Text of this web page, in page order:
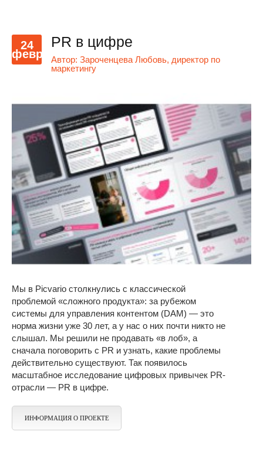
24
февр
PR в цифре
Автор: Зароченцева Любовь, директор по
маркетингу
Мы в Picvario столкнулись с классической
проблемой «сложного продукта»: за рубежом
системы для управления контентом (DAM) — это
норма жизни уже 30 лет, а у нас о них почти никто не
слышал. Мы решили не продавать «в лоб», а
сначала поговорить с PR и узнать, какие проблемы
действительно существуют. Так появилось
масштабное исследование цифровых привычек PR-
отрасли — PR в цифре.
ИНФОРМАЦИЯ О ПРОЕКТЕ